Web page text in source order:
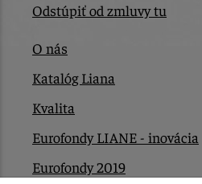
Odstúpiť od zmluvy tu
O nás
Katalóg Liana
Kvalita
Eurofondy LIANE - inovácia
Eurofondy 2019